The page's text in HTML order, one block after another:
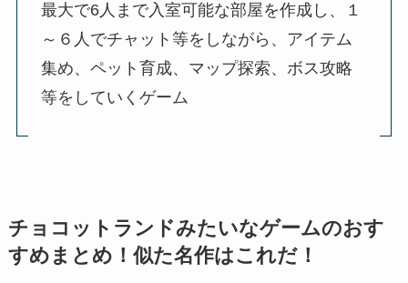
最大で6人まで入室可能な部屋を作成し、１
～６人でチャット等をしながら、アイテム
集め、ペット育成、マップ探索、ボス攻略
等をしていくゲーム
チョコットランドみたいなゲームのおす
すめまとめ！似た名作はこれだ！